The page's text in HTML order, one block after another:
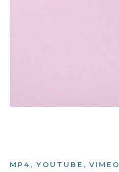
MP4, YOUTUBE, VIMEO